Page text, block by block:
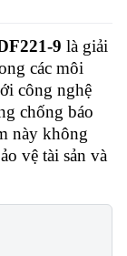
9 là giải
các môi
công nghệ
chống báo
này không
vệ tài sản và